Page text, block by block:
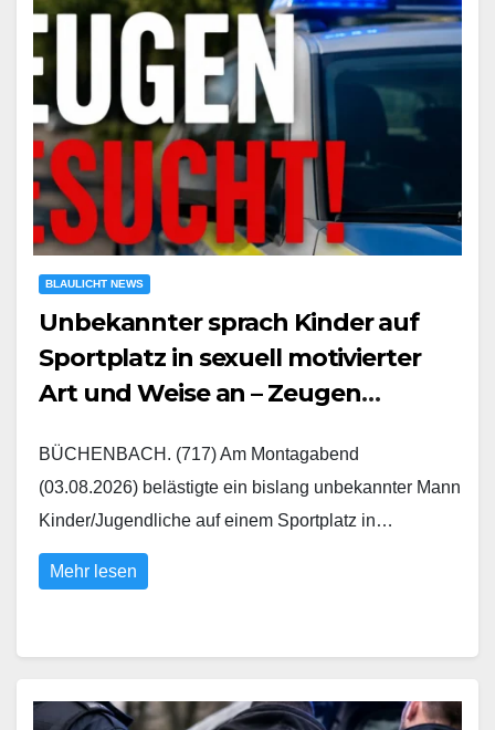
BLAULICHT NEWS
Unbekannter sprach Kinder auf
Sportplatz in sexuell motivierter
Art und Weise an – Zeugen
BÜCHENBACH. (717) Am Montagabend
(03.08.2026) belästigte ein bislang unbekannter Mann
Kinder/Jugendliche auf einem Sportplatz in…
Mehr lesen